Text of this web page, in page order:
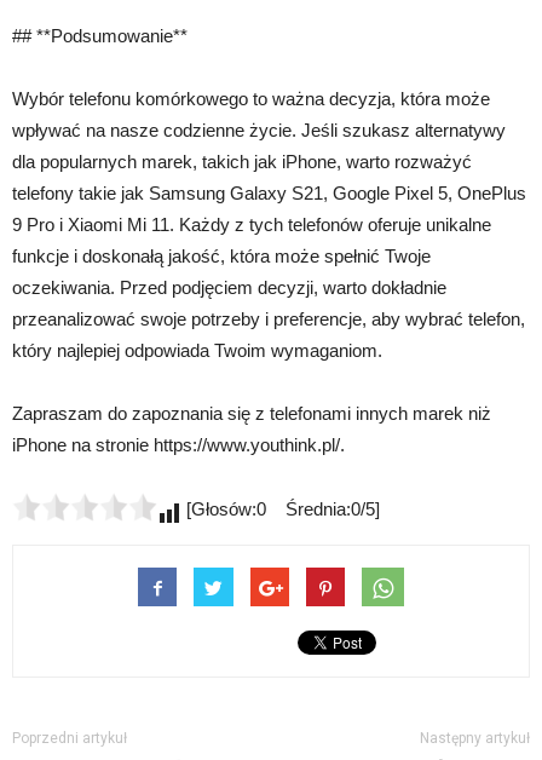
## **Podsumowanie**
Wybór telefonu komórkowego to ważna decyzja, która może
wpływać na nasze codzienne życie. Jeśli szukasz alternatywy
dla popularnych marek, takich jak iPhone, warto rozważyć
telefony takie jak Samsung Galaxy S21, Google Pixel 5, OnePlus
9 Pro i Xiaomi Mi 11. Każdy z tych telefonów oferuje unikalne
funkcje i doskonałą jakość, która może spełnić Twoje
oczekiwania. Przed podjęciem decyzji, warto dokładnie
przeanalizować swoje potrzeby i preferencje, aby wybrać telefon,
który najlepiej odpowiada Twoim wymaganiom.
Zapraszam do zapoznania się z telefonami innych marek niż
iPhone na stronie https://www.youthink.pl/.
[Głosów:0 Średnia:0/5]
Poprzedni artykuł Następny artykuł